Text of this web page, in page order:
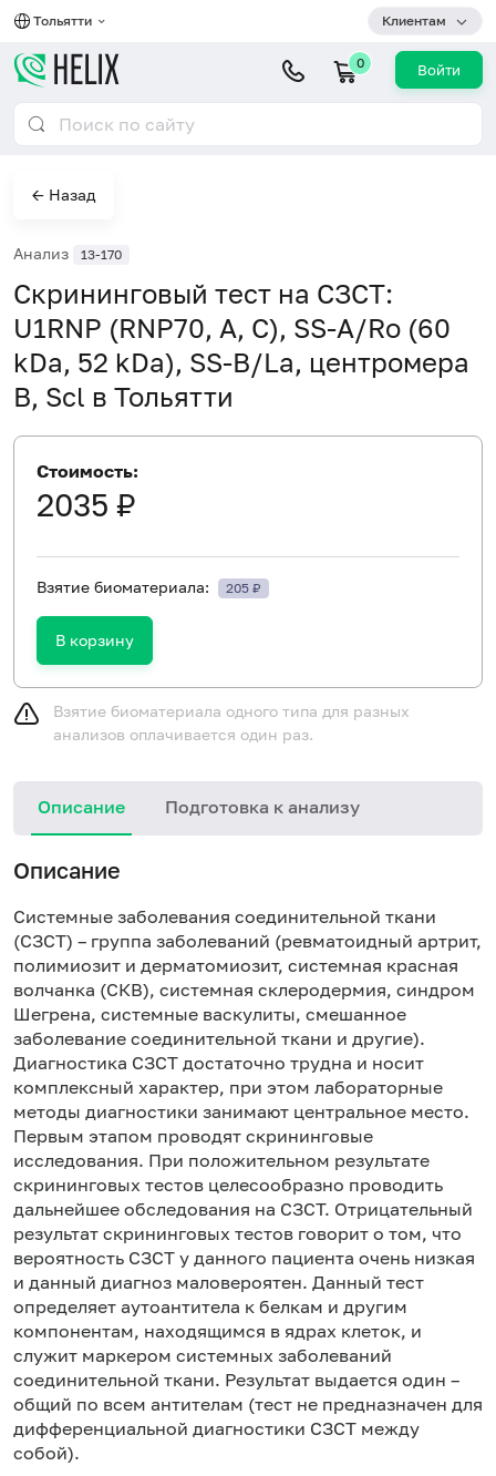
Тольятти Клиентам
0 Войти
← Назад
Анализ 13-170
Скрининговый тест на СЗСТ:
U1RNP (RNP70, A, C), SS-A/Ro (60
kDa, 52 kDa), SS-B/La, центромера
В, Scl в Тольятти
Стоимость:
2035 ₽
Взятие биоматериала: 205 ₽
В корзину
Взятие биоматериала одного типа для разных
анализов оплачивается один раз.
Описание Подготовка к анализу
Описание
Системные заболевания соединительной ткани
(СЗСТ) – группа заболеваний (ревматоидный артрит,
полимиозит и дерматомиозит, системная красная
волчанка (СКВ), системная склеродермия, синдром
Шегрена, системные васкулиты, смешанное
заболевание соединительной ткани и другие).
Диагностика СЗСТ достаточно трудна и носит
комплексный характер, при этом лабораторные
методы диагностики занимают центральное место.
Первым этапом проводят скрининговые
исследования. При положительном результате
скрининговых тестов целесообразно проводить
дальнейшее обследования на СЗСТ. Отрицательный
результат скрининговых тестов говорит о том, что
вероятность СЗСТ у данного пациента очень низкая
и данный диагноз маловероятен. Данный тест
определяет аутоантитела к белкам и другим
компонентам, находящимся в ядрах клеток, и
служит маркером системных заболеваний
соединительной ткани. Результат выдается один –
общий по всем антителам (тест не предназначен для
дифференциальной диагностики СЗСТ между
собой).